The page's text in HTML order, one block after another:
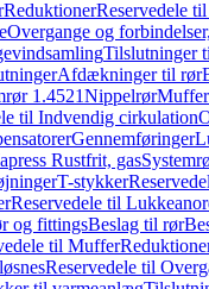
ReduktionerReservedele
Overgange og
Tilslutninger
Afdækninger til rør
1.4521NippelrørMuffer
til Indvendig cirkulation
Gennemføringer
Rustfrit, gas
T-stykker
Reservedele til
og fittingsBeslag til rør
til Muffer
Reservedele til